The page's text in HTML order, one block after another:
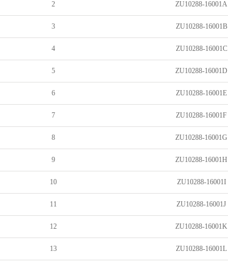
2 ZU10288-16001A
3 ZU10288-16001B
4 ZU10288-16001C
5 ZU10288-16001D
6 ZU10288-16001E
7 ZU10288-16001F
8 ZU10288-16001G
9 ZU10288-16001H
10 ZU10288-16001I
11 ZU10288-16001J
12 ZU10288-16001K
13 ZU10288-16001L